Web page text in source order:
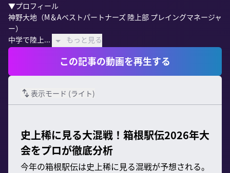
▼プロフィール
神野大地（M＆Aベストパートナーズ 陸上部 プレイングマネージャ
ー）
中学で陸上...
もっと見る
この記事の動画を再生する
表示モード (ライト)
史上稀に見る大混戦！箱根駅伝2026年大
会をプロが徹底分析
今年の箱根駅伝は史上稀に見る混戦が予想される。